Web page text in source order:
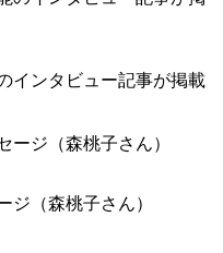
インタビュー記事が掲載
ジ（森桃子さん）